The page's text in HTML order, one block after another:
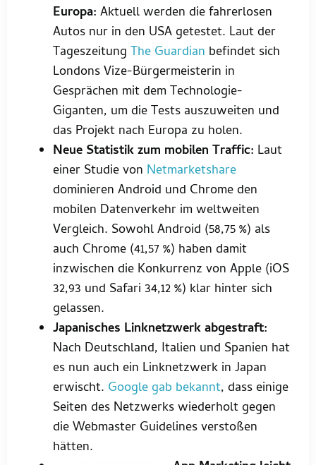
Europa: Aktuell werden die fahrerlosen
Autos nur in den USA getestet. Laut der
Tageszeitung The Guardian befindet sich
Londons Vize-Bürgermeisterin in
Gesprächen mit dem Technologie-
Giganten, um die Tests auszuweiten und
das Projekt nach Europa zu holen.
Neue Statistik zum mobilen Traffic: Laut
einer Studie von Netmarketshare
dominieren Android und Chrome den
mobilen Datenverkehr im weltweiten
Vergleich. Sowohl Android (58,75 %) als
auch Chrome (41,57 %) haben damit
inzwischen die Konkurrenz von Apple (iOS
32,93 und Safari 34,12 %) klar hinter sich
gelassen.
Japanisches Linknetzwerk abgestraft:
Nach Deutschland, Italien und Spanien hat
es nun auch ein Linknetzwerk in Japan
erwischt. Google gab bekannt, dass einige
Seiten des Netzwerks wiederholt gegen
die Webmaster Guidelines verstoßen
hätten.